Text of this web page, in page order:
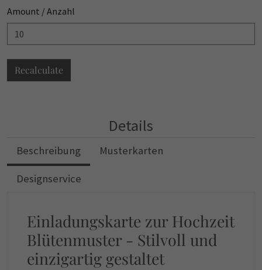
Amount / Anzahl
Recalculate
Details
Beschreibung Musterkarten
Designservice
Einladungskarte zur Hochzeit
Blütenmuster - Stilvoll und
einzigartig gestaltet